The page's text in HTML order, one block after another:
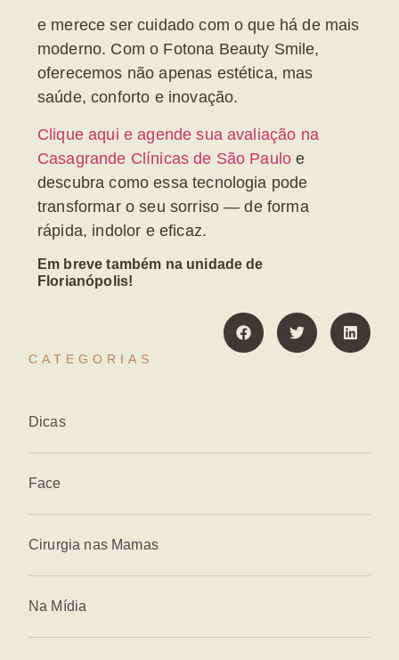
e merece ser cuidado com o que há de mais
moderno. Com o Fotona Beauty Smile,
oferecemos não apenas estética, mas
saúde, conforto e inovação.
Clique aqui e agende sua avaliação na
Casagrande Clínicas de São Paulo e
descubra como essa tecnologia pode
transformar o seu sorriso — de forma
rápida, indolor e eficaz.
Em breve também na unidade de
Florianópolis!
CATEGORIAS
Dicas
Face
Cirurgia nas Mamas
Na Mídia